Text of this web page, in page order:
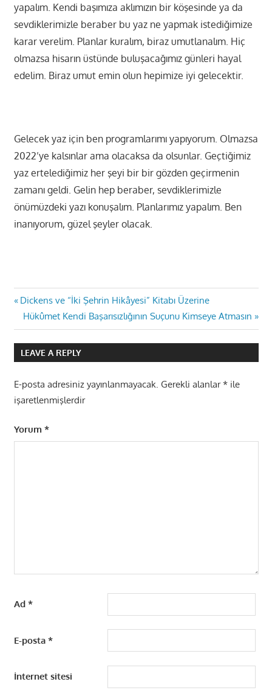
yapalım. Kendi başımıza aklımızın bir köşesinde ya da
sevdiklerimizle beraber bu yaz ne yapmak istediğimize
karar verelim. Planlar kuralım, biraz umutlanalım. Hiç
olmazsa hisarın üstünde buluşacağımız günleri hayal
edelim. Biraz umut emin olun hepimize iyi gelecektir.
Gelecek yaz için ben programlarımı yapıyorum. Olmazsa
2022’ye kalsınlar ama olacaksa da olsunlar. Geçtiğimiz
yaz ertelediğimiz her şeyi bir bir gözden geçirmenin
zamanı geldi. Gelin hep beraber, sevdiklerimizle
önümüzdeki yazı konuşalım. Planlarımız yapalım. Ben
inanıyorum, güzel şeyler olacak.
Yazı
gezinmesi
Previous
Post:
Dickens ve “İki Şehrin Hikâyesi” Kitabı Üzerine
Next
Post:
Hükûmet Kendi Başarısızlığının Suçunu Kimseye Atmasın
LEAVE A REPLY
E-posta adresiniz yayınlanmayacak. Gerekli alanlar*ile
işaretlenmişlerdir
Yorum *
Ad *
E-posta *
İnternet sitesi